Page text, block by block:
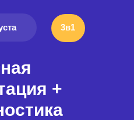
+
3в1